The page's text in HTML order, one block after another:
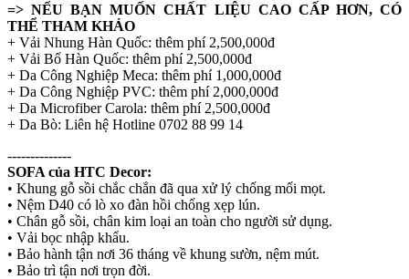
=> NẾU BẠN MUỐN CHẤT LIỆU CAO CẤP HƠN, CÓ
THỂ THAM KHẢO
+ Vải Nhung Hàn Quốc: thêm phí 2,500,000đ
+ Vải Bố Hàn Quốc: thêm phí 2,500,000đ
+ Da Công Nghiệp Meca: thêm phí 1,000,000đ
+ Da Công Nghiệp PVC: thêm phí 2,000,000đ
+ Da Microfiber Carola: thêm phí 2,500,000đ
+ Da Bò: Liên hệ Hotline 0702 88 99 14
--------------
SOFA của HTC Decor:
• Khung gỗ sồi chắc chắn đã qua xử lý chống mối mọt.
• Nệm D40 có lò xo đàn hồi chống xẹp lún.
• Chân gỗ sồi, chân kim loại an toàn cho người sử dụng.
• Vải bọc nhập khẩu.
• Bảo hành tận nơi 36 tháng về khung sườn, nệm mút.
• Bảo trì tận nơi trọn đời.